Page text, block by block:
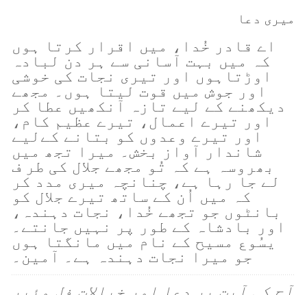
میری دعا
اے قادر خُدا، میں اقرار کرتا ہوں
کہ میں بہت آسانی سے ہر دن لبادہ
اوڑتاہوں اور تیری نجات کی خوشی
اور جوش میں قوت لیتا ہوں۔ مجھے
دیکھنے کے لیے تازہ آنکھیں عطا کر
اور تیرے اعمال، تیرے عظیم کام،
اور تیرے وعدوں کو بتانے کےلیے
شاندار آواز بخش۔ میرا تجھ میں
بھروسہ ہے کہ تُو مجھے جلال کی طر ف
لے جا رہا ہے، چنانچہ میری مدد کر
کہ میں اُن کے ساتھ تیرے جلال کو
بانٹوں جو تجھے خُدا، نجات دہندہ،
اور بادشاہ کے طور پر نہیں جانتے۔
یسُوع مسیح کے نام میں مانگتا ہوں
جو میرا نجات دہندہ ہے۔ آمین۔
آج کی آیت پر دعا اور خیالات فل وئیر